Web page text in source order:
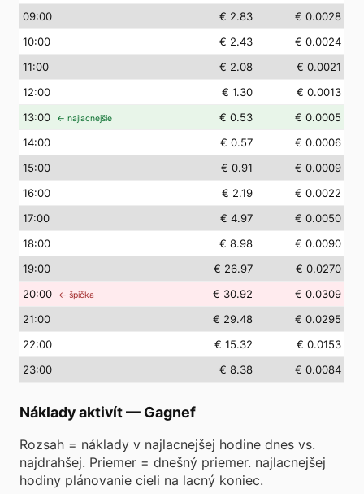
09:00 € 2.83
€ 0.0028
10:00 € 2.43
€ 0.0024
11:00 € 2.08
€ 0.0021
12:00 € 1.30
€ 0.0013
13:00 ← najlacnejšie € 0.53
€ 0.0005
14:00 € 0.57
€ 0.0006
15:00 € 0.91
€ 0.0009
16:00 € 2.19
€ 0.0022
17:00 € 4.97
€ 0.0050
18:00 € 8.98
€ 0.0090
19:00 € 26.97
€ 0.0270
20:00 ← špička € 30.92
€ 0.0309
21:00 € 29.48
€ 0.0295
22:00 € 15.32
€ 0.0153
23:00 € 8.38 € 0.0084
Náklady aktivít— Gagnef
Rozsah = náklady v najlacnejšej hodine dnes vs.
najdrahšej. Priemer = dnešný priemer. najlacnejšej
hodiny plánovanie cieli na lacný koniec.